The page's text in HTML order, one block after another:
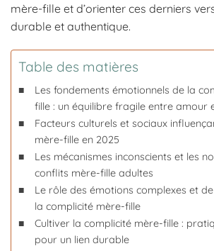
mère-fille et d’orienter ces derniers
durable et authentique.
Table des matières
Les fondements émotionnels de la
fille : un équilibre fragile entre amour
Facteurs culturels et sociaux
mère-fille en 2025
Les mécanismes inconscients et les
conflits mère-fille adultes
Le rôle des émotions complexes et
la complicité mère-fille
Cultiver la complicité mère-fille :
pour un lien durable